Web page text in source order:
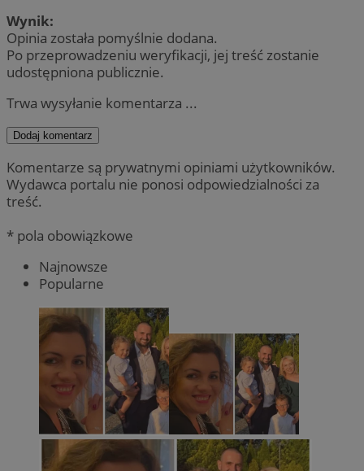
Wynik:
Opinia została pomyślnie dodana.
Po przeprowadzeniu weryfikacji, jej treść zostanie
udostępniona publicznie.
Trwa wysyłanie komentarza ...
Dodaj komentarz
Komentarze są prywatnymi opiniami użytkowników.
Wydawca portalu nie ponosi odpowiedzialności za
treść.
* pola obowiązkowe
Najnowsze
Popularne